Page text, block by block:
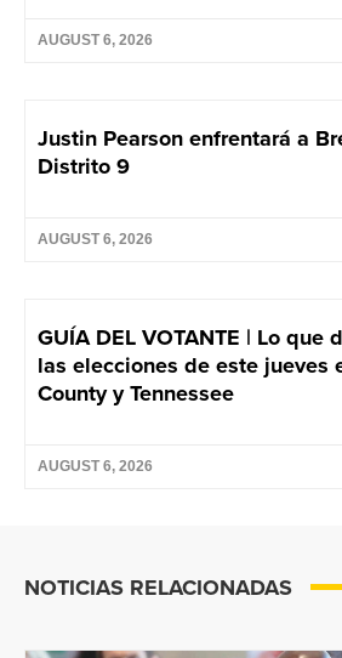
AUGUST 6, 2026
Justin Pearson enfrentará a
Distrito 9
AUGUST 6, 2026
GUÍA DEL VOTANTE | Lo que
las elecciones de este jueves
County y Tennessee
AUGUST 6, 2026
NOTICIAS RELACIONADAS